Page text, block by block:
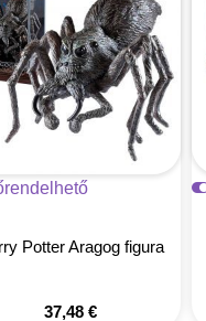
Potter Aragog figura
37,48 €